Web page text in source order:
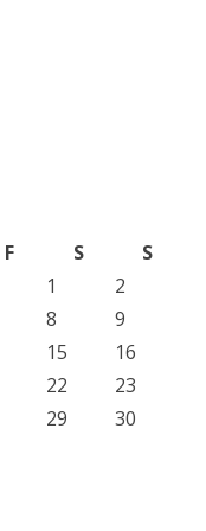
F S
S
1
2
8
9
15
16
22
23
29
30